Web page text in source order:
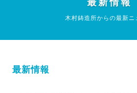
最新情報
木村鋳造所からの最新ニ
最新情報